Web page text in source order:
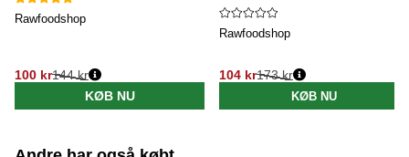
Rawfoodshop
100 kr
Normalpris:
144 kr
KØB NU
Rawfoodshop
104 kr
Normalpris:
173 kr
KØB NU